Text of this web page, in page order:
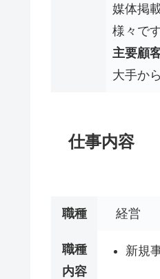
媒体掲
様々です
主要顧
大手か
仕事内容
職種 経営
職種
内容
新規